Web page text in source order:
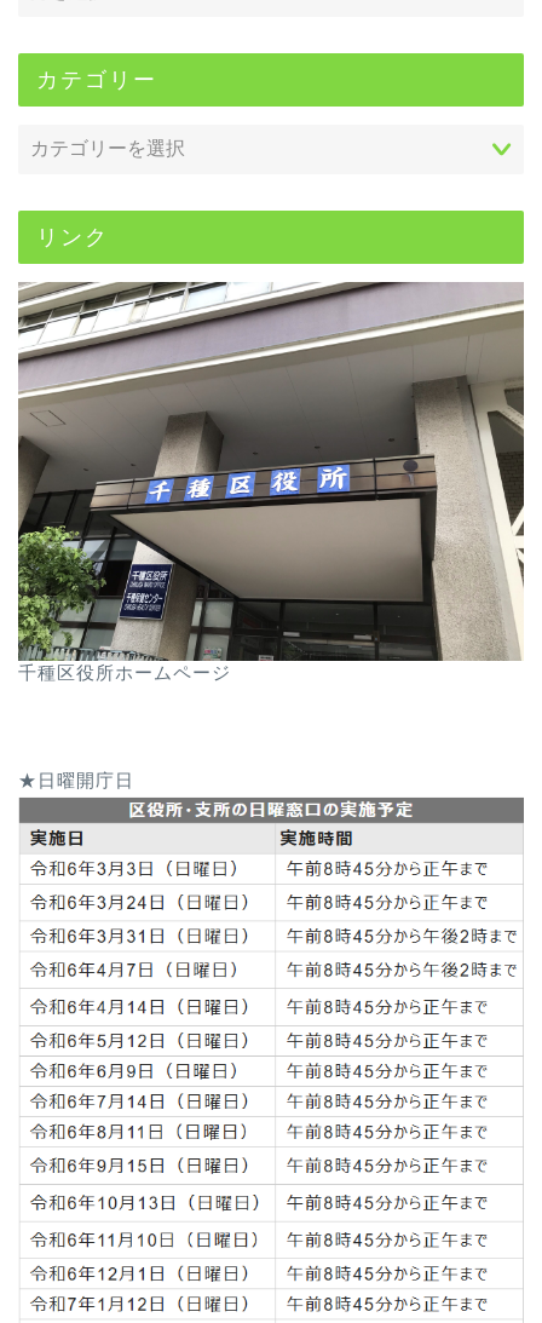
カテゴリー
リンク
千種区役所ホームページ
★日曜開庁日